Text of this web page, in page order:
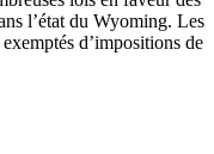
l’état du Wyoming. Les
d’impositions de